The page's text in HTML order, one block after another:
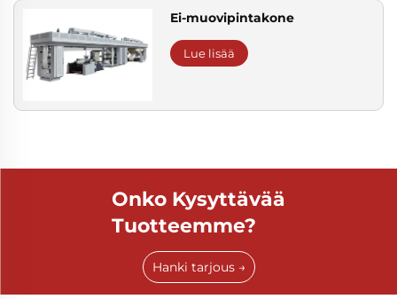
Ei-muovipintakone
Lue lisää
Onko Kysyttävää
Tuotteemme?
Hanki tarjous →